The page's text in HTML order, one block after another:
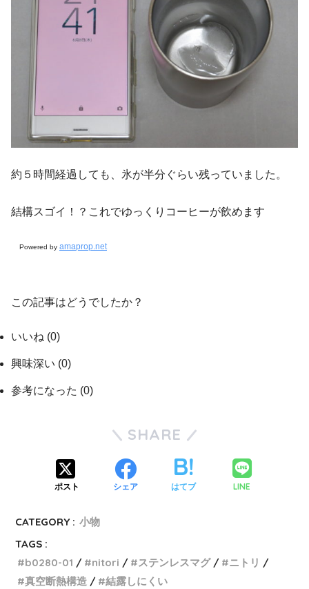
約５時間経過しても、氷が半分ぐらい残っていました。
結構スゴイ！？これでゆっくりコーヒーが飲めます
Powered by amaprop.net
この記事はどうでしたか？
いいね (0)
興味深い (0)
参考になった (0)
SHARE
ポスト シェア はてブ LINE
CATEGORY : 小物
TAGS :
b0280-01
nitori ステンレスマグ
ニトリ
真空断熱構造
結露しにくい